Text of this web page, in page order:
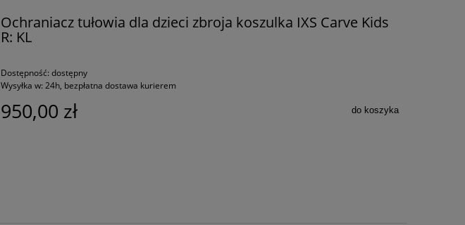
Ochraniacz tułowia dla dzieci zbroja koszulka IXS Carve Kids
R: KL
Dostępność: dostępny
Wysyłka w: 24h, bezpłatna dostawa kurierem
950,00 zł do koszyka